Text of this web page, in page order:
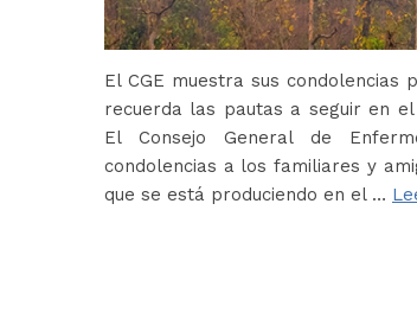
El CGE muestra sus
recuerda las pautas a seguir en
El Consejo General de
condolencias a los familiares y
que se está produciendo en el …